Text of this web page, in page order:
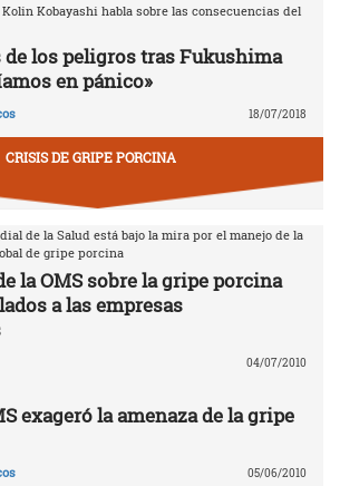
Kobayashi habla sobre las consecuencias del
de los peligros tras Fukushima
en pánico»
18/07/2018
CRISIS DE GRIPE PORCINA
de la Salud está bajo la mira por el manejo de la
de gripe porcina
la OMS sobre la gripe porcina
a las empresas
04/07/2010
exageró la amenaza de la gripe
05/06/2010